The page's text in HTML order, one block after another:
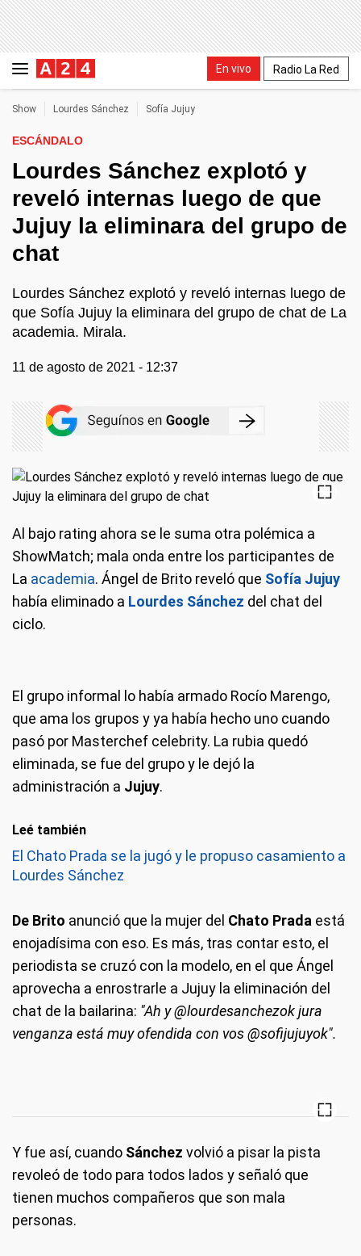
En vivo Radio La Red
Show Lourdes Sánchez Sofía Jujuy
ESCÁNDALO
Lourdes Sánchez explotó y
reveló internas luego de que
Jujuy la eliminara del grupo de
chat
Lourdes Sánchez explotó y reveló internas luego de
que Sofía Jujuy la eliminara del grupo de chat de La
academia. Mirala.
11 de agosto de 2021 - 12:37
Al bajo rating ahora se le suma otra polémica a
ShowMatch; mala onda entre los participantes de
La academia. Ángel de Brito reveló que Sofía Jujuy
había eliminado a Lourdes Sánchez del chat del
ciclo.
El grupo informal lo había armado Rocío Marengo,
que ama los grupos y ya había hecho uno cuando
pasó por Masterchef celebrity. La rubia quedó
eliminada, se fue del grupo y le dejó la
administración a Jujuy.
Leé también
El Chato Prada se la jugó y le propuso casamiento a
Lourdes Sánchez
De Brito anunció que la mujer del Chato Prada está
enojadísima con eso. Es más, tras contar esto, el
periodista se cruzó con la modelo, en el que Ángel
aprovecha a enrostrarle a Jujuy la eliminación del
chat de la bailarina: "Ah y @lourdesanchezok jura
venganza está muy ofendida con vos @sofijujuyok".
Y fue así, cuando Sánchez volvió a pisar la pista
revoleó de todo para todos lados y señaló que
tienen muchos compañeros que son mala
personas.